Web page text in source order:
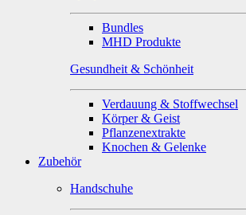
Bundles
MHD Produkte
Gesundheit & Schönheit
Verdauung & Stoffwechsel
Körper & Geist
Pflanzenextrakte
Knochen & Gelenke
Zubehör
Handschuhe